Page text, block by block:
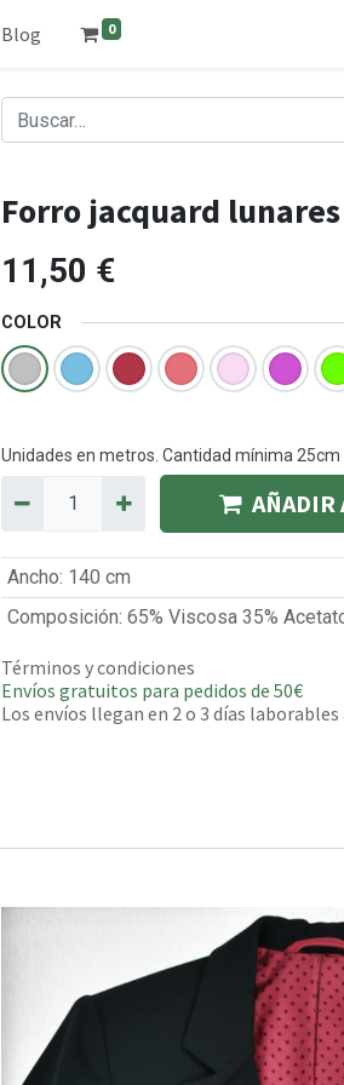
Blog 0
Forro jacquard lunares
11,50 €
COLOR
Unidades en metros. Cantidad mínima 25cm
AÑADIR
Ancho: 140 cm
Composición: 65% Viscosa 35%
Términos y condiciones
Envíos gratuitos para pedidos de 50€
Los envíos llegan en 2 o 3 días